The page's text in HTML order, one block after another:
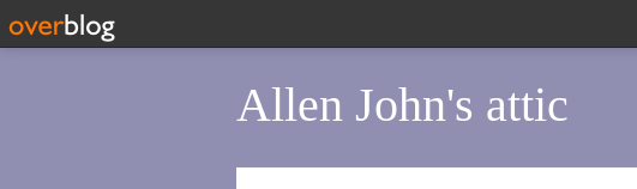
Allen John's attic